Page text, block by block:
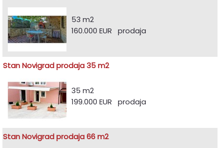
53 m2
160.000 EUR prodaja
Stan Novigrad prodaja 35 m2
35 m2
199.000 EUR prodaja
Stan Novigrad prodaja 66 m2